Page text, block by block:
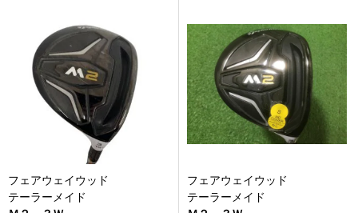
フェアウェイウッド
テーラーメイド
フェアウェイウッド
テーラーメイド